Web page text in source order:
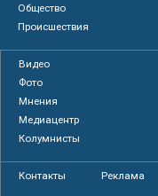
Общество
Происшествия
Видео
Фото
Мнения
Медиацентр
Колумнисты
Контакты Реклама